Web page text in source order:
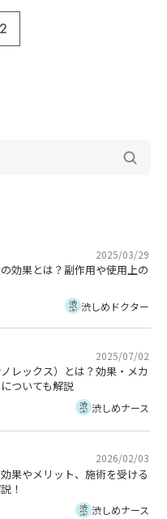
2
2025/03/29
効果とは？副作用や使用上の
渋しめドクター
2025/07/02
レックス）とは？効果・メカ
ついても解説
渋しめナース
2026/02/03
果やメリット、施術を受ける
！
渋しめナース